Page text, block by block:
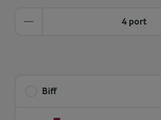
4 port
Biff